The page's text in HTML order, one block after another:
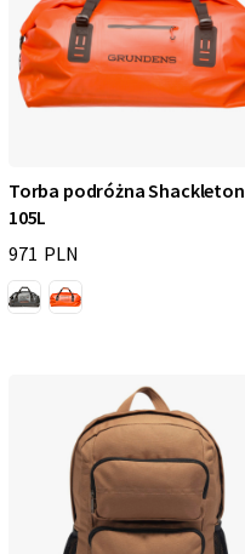
Torba podróżna Shackleton
105L
971 PLN